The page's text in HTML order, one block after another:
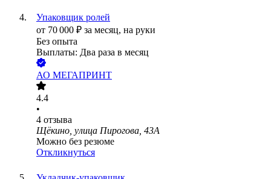
Упаковщик ролей
от 70 000 ₽ за месяц, на руки
Без опыта
Выплаты: Два раза в месяц
АО МЕГАПРИНТ
4.4
•
4 отзыва
Щёкино, улица Пирогова, 43А
Можно без резюме
Откликнуться